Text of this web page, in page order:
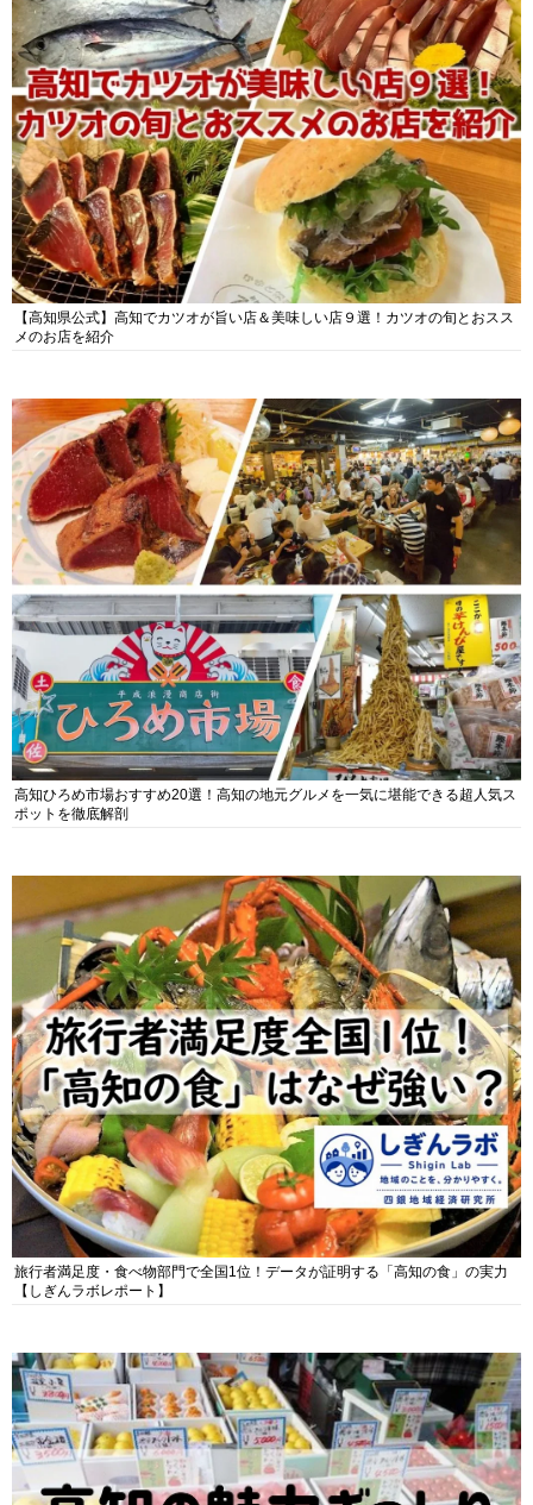
【高知県公式】高知でカツオが旨い店＆美味しい店９選！カツオの旬とおスス
メのお店を紹介
高知ひろめ市場おすすめ20選！高知の地元グルメを一気に堪能できる超人気ス
ポットを徹底解剖
旅行者満足度・食べ物部門で全国1位！データが証明する「高知の食」の実力
【しぎんラボレポート】